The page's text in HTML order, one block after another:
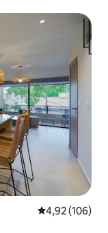
Évaluation
4,92 (106)